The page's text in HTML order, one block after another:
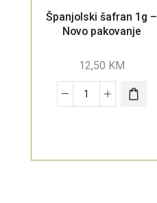
Španjolski šafran 1g –
Novo pakovanje
12,50 KM